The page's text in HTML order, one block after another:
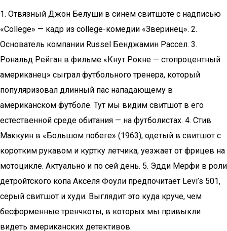
1. Отвязный Джон Белуши в синем свитшоте с надписью
«College» — кадр из college-комедии «Зверинец». 2.
Основатель компании Russel Бенджамин Рассел. 3.
Рональд Рейган в фильме «Кнут Рокне — стопроцентный
американец» сыграл футбольного тренера, который
популяризовал длинный пас нападающему в
американском футболе. Тут мы видим свитшот в его
естественной среде обитания — на футболистах. 4. Стив
Маккуин в «Большом побеге» (1963), одетый в свитшот с
коротким рукавом и куртку летчика, уезжает от фрицев на
мотоцикле. Актуально и по сей день. 5. Эдди Мерфи в роли
детройтского копа Акселя Фоули предпочитает Levi’s 501,
серый свитшот и худи. Выглядит это куда круче, чем
бесформенные тренчкоты, в которых мы привыкли
видеть американских детективов.